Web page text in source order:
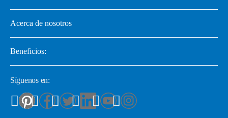
Acerca de nosotros
Beneficios:
Síguenos en: